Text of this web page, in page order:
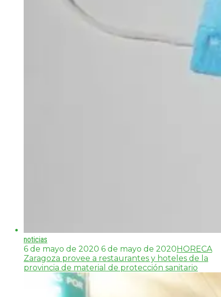
noticias
6 de mayo de 2020 6 de mayo de 2020 HORECA
Zaragoza provee a restaurantes y hoteles de la
provincia de material de protección sanitario